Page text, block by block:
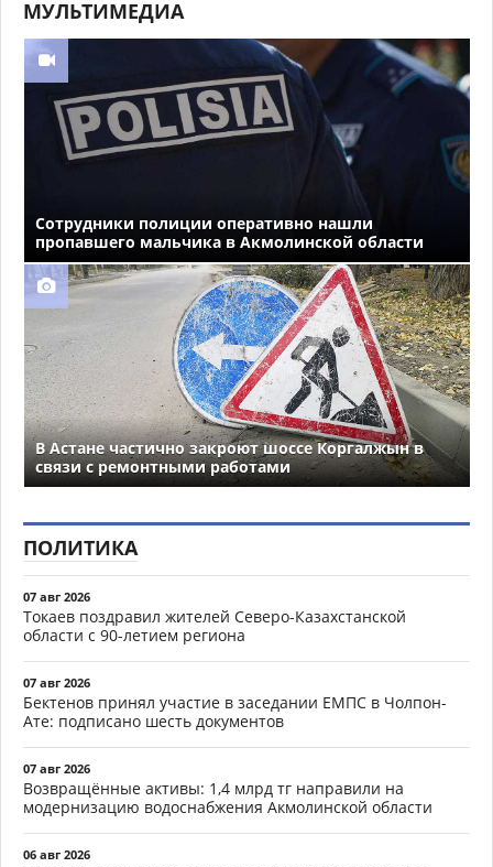
МУЛЬТИМЕДИА
Сотрудники полиции оперативно нашли
пропавшего мальчика в Акмолинской области
В Астане частично закроют шоссе Коргалжын в
связи с ремонтными работами
ПОЛИТИКА
07 авг 2026
Токаев поздравил жителей Северо-Казахстанской
области с 90-летием региона
07 авг 2026
Бектенов принял участие в заседании ЕМПС в Чолпон-
Ате: подписано шесть документов
07 авг 2026
Возвращённые активы: 1,4 млрд тг направили на
модернизацию водоснабжения Акмолинской области
06 авг 2026